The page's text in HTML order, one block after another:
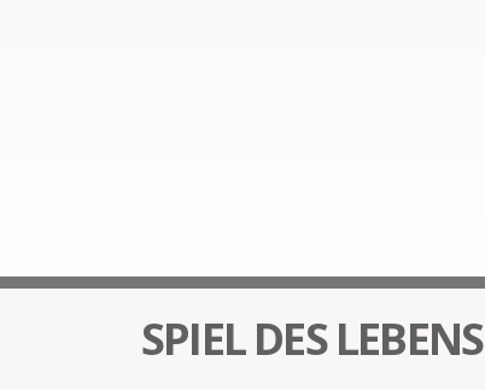
SPIEL DES LEBENS